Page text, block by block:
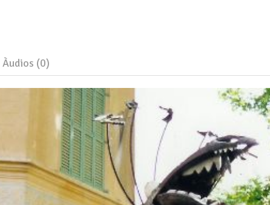
Àudios (0)